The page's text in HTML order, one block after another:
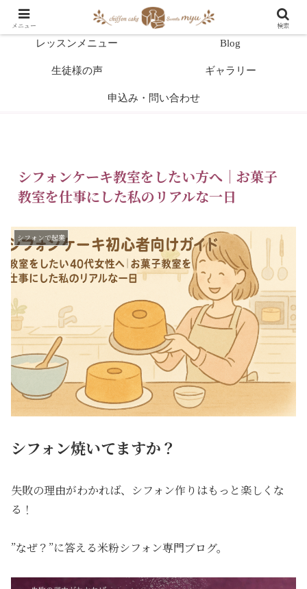
教室案内
レッスンメニュー Blog
生徒様の声 ギャラリー
申込み・問い合わせ
シフォンケーキ教室をしたい方へ｜お菓子
教室を仕事にした私のリアルな一日
シフォンで起業
シフォン焼いてますか？
失敗の理由がわかれば、シフォン作りはもっと楽しくな
る！
”なぜ？”に答える米粉シフォン専門ブログ。
メニュー 検索